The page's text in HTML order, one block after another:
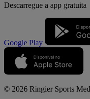
Descarregue a app gratuita
Google Play
© 2026 Ringier Sports